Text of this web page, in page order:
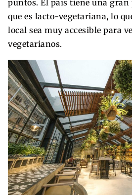
puntos. El país tiene una
que es lacto-vegetariana, lo
local sea muy accesible para
vegetarianos.